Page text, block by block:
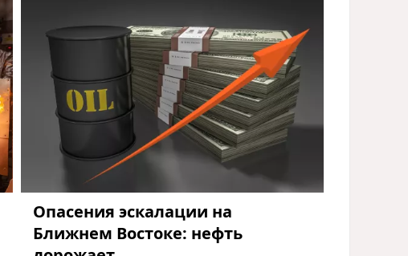
Опасения эскалации на
Ближнем Востоке: нефть